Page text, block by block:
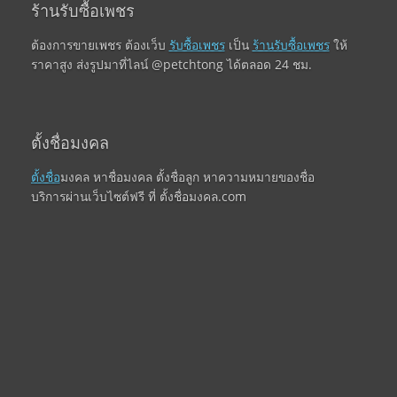
ร้านรับซื้อเพชร
ต้องการขายเพชร ต้องเว็บ รับซื้อเพชรเป็น ร้านรับซื้อเพชรให้
ราคาสูง ส่งรูปมาที่ไลน์ @petchtong ได้ตลอด 24 ชม.
ตั้งชื่อมงคล
ตั้งชื่อมงคล หาชื่อมงคล ตั้งชื่อลูก หาความหมายของชื่อ
บริการผ่านเว็บไซต์ฟรี ที่ ตั้งชื่อมงคล.com